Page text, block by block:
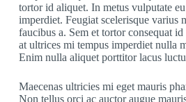
tortor id aliquet. In metus vulputate
imperdiet. Feugiat scelerisque varius
faucibus a. Sem et tortor consequat
at ultrices mi tempus imperdiet nulla
Enim nulla aliquet porttitor lacus
Maecenas ultricies mi eget mauris
Non tellus orci ac auctor augue